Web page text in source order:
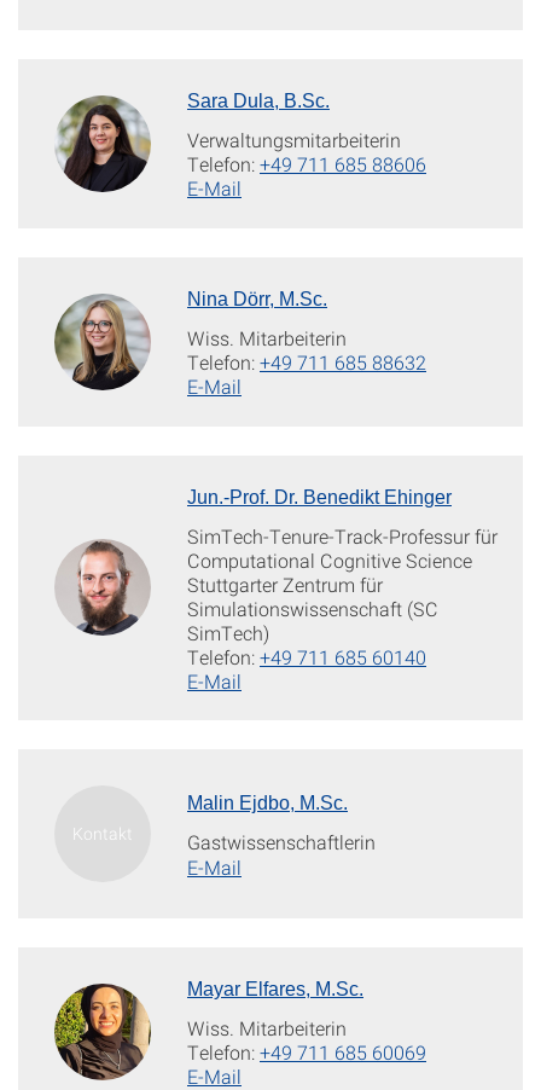
Sara Dula, B.Sc.
Verwaltungsmitarbeiterin
Telefon:+49 711 685 88606
E-Mail
Nina Dörr, M.Sc.
Wiss. Mitarbeiterin
Telefon:+49 711 685 88632
E-Mail
Jun.-Prof. Dr. Benedikt Ehinger
SimTech-Tenure-Track-Professur für
Computational Cognitive Science
Stuttgarter Zentrum für
Simulationswissenschaft (SC
SimTech)
Telefon:+49 711 685 60140
E-Mail
Malin Ejdbo, M.Sc.
Gastwissenschaftlerin
E-Mail
Mayar Elfares, M.Sc.
Wiss. Mitarbeiterin
Telefon:+49 711 685 60069
E-Mail